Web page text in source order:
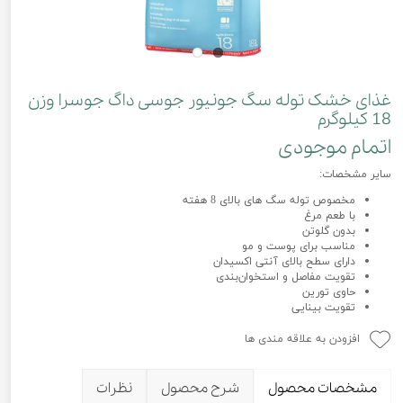
غذای خشک توله سگ جونیور جوسی داگ جوسرا وزن
18 کیلوگرم
اتمام موجودی
سایر مشخصات:
مخصوص توله سگ های بالای 8 هفته
با طعم مرغ
بدون گلوتن
مناسب برای پوست و مو
دارای سطح بالای آنتی اکسیدان
تقویت مفاصل و استخوان‌بندی
حاوی تورین
تقویت بینایی
افزودن به علاقه مندی ها
مشخصات محصول شرح محصول نظرات